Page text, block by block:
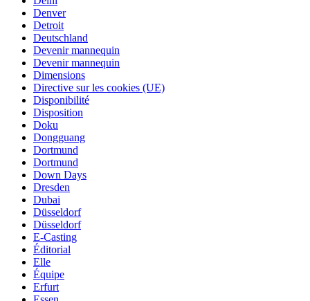
Denver
Detroit
Deutschland
Devenir mannequin
Devenir mannequin
Dimensions
Directive sur les cookies (UE)
Disponibilité
Disposition
Doku
Dongguang
Dortmund
Dortmund
Down Days
Dresden
Dubai
Düsseldorf
Düsseldorf
E-Casting
Éditorial
Elle
Équipe
Erfurt